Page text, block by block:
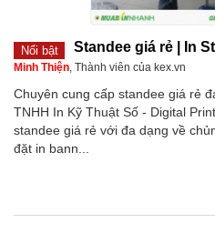
Nổi bật Standee giá rẻ | In
Minh Thiện, Thành viên của kex.vn
Chuyên cung cấp standee giá rẻ
TNHH In Kỹ Thuật Số - Digital
standee giá rẻ với đa dạng về
đặt in bann...